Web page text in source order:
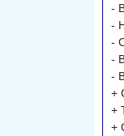
-
-
-
-
-
+
+
+